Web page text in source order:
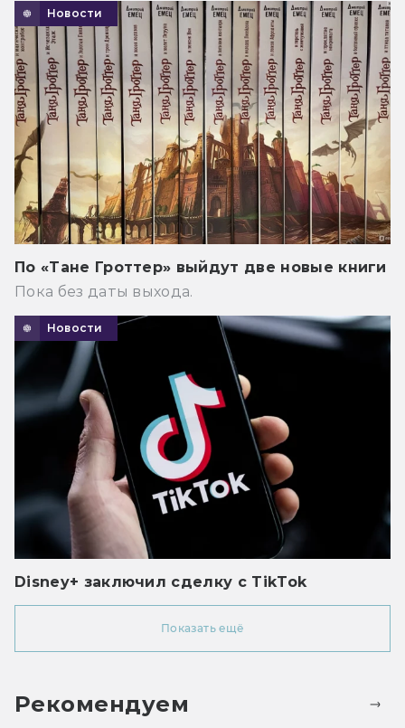
Новости
По «Тане Гроттер» выйдут две новые книги
Пока без даты выхода.
Новости
Disney+ заключил сделку с TikTok
Показать ещё
Рекомендуем